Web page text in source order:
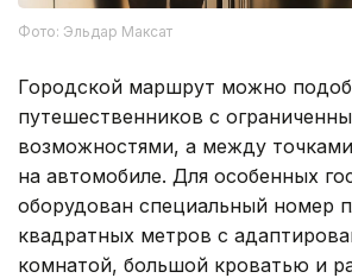
Фото: Эльдар Максат
Городской маршрут можно
путешественников с
возможностями, а между
на автомобиле. Для особенных
оборудован специальный номер
квадратных метров с
комнатой, большой кроватью и